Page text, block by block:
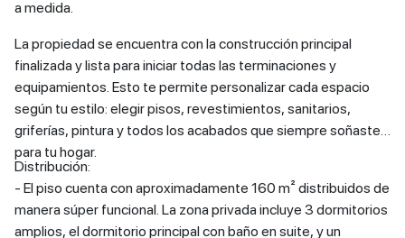
a medida.
La propiedad se encuentra con la construcción principal
finalizada y lista para iniciar todas las terminaciones y
equipamientos. Esto te permite personalizar cada espacio
según tu estilo: elegir pisos, revestimientos, sanitarios,
griferías, pintura y todos los acabados que siempre soñaste
para tu hogar.
Distribución:
- El piso cuenta con aproximadamente 160 m² distribuidos de
manera súper funcional. La zona privada incluye 3 dormitorios
amplios, el dormitorio principal con baño en suite, y un